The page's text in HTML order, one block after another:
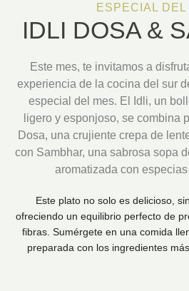
ESPECIAL DEL
IDLI DOSA &
Este mes, te invitamos a
experiencia de la cocina del sur
especial del mes. El Idli, un
ligero y esponjoso, se combina
Dosa, una crujiente crepa de
con Sambhar, una sabrosa sopa
aromatizada con
Este plato no solo es delicioso,
ofreciendo un equilibrio perfecto de
fibras. Sumérgete en una comida
preparada con los ingredientes